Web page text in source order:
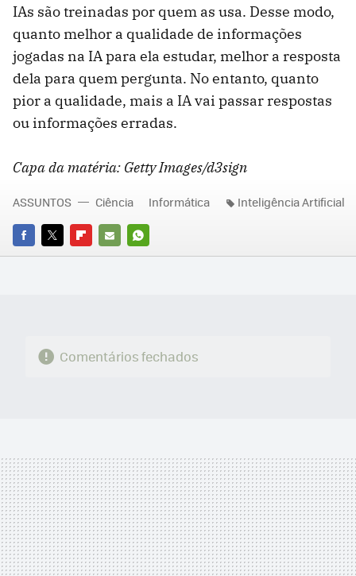
IAs são treinadas por quem as usa. Desse modo,
quanto melhor a qualidade de informações
jogadas na IA para ela estudar, melhor a resposta
dela para quem pergunta. No entanto, quanto
pior a qualidade, mais a IA vai passar respostas
ou informações erradas.
Capa da matéria: Getty Images/d3sign
FACEBOOK
TWITTERFLIPBOARD
E-
WHATSAPP
ASSUNTOS Ciência Informática Inteligência Artificial
Comentários fechados